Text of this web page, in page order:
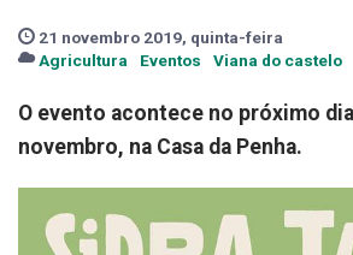
21 novembro 2019, quinta-feira
Agricultura
Eventos Viana do castelo
O evento acontece no próximo
novembro, na Casa da Penha.